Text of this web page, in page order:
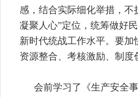
感，结合实际细化举措，不
凝聚人心”定位，统筹做好
新时代统战工作水平。要
资源整合、考核激励、制
会前学习了《生产安全